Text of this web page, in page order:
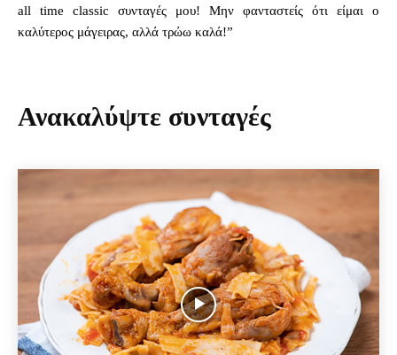
all time classic συνταγές μου! Μην φανταστείς ότι είμαι ο
καλύτερος μάγειρας, αλλά τρώω καλά!”
Ανακαλύψτε συνταγές